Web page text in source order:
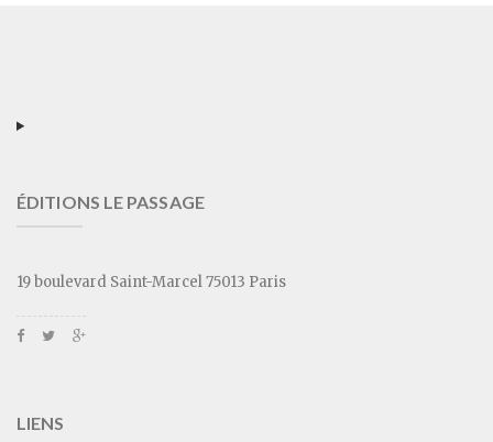
ÉDITIONS LE PASSAGE
19 boulevard Saint-Marcel 75013 Paris
LIENS